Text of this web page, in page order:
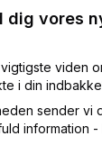
dig vores
viden
i din
sender vi
information -